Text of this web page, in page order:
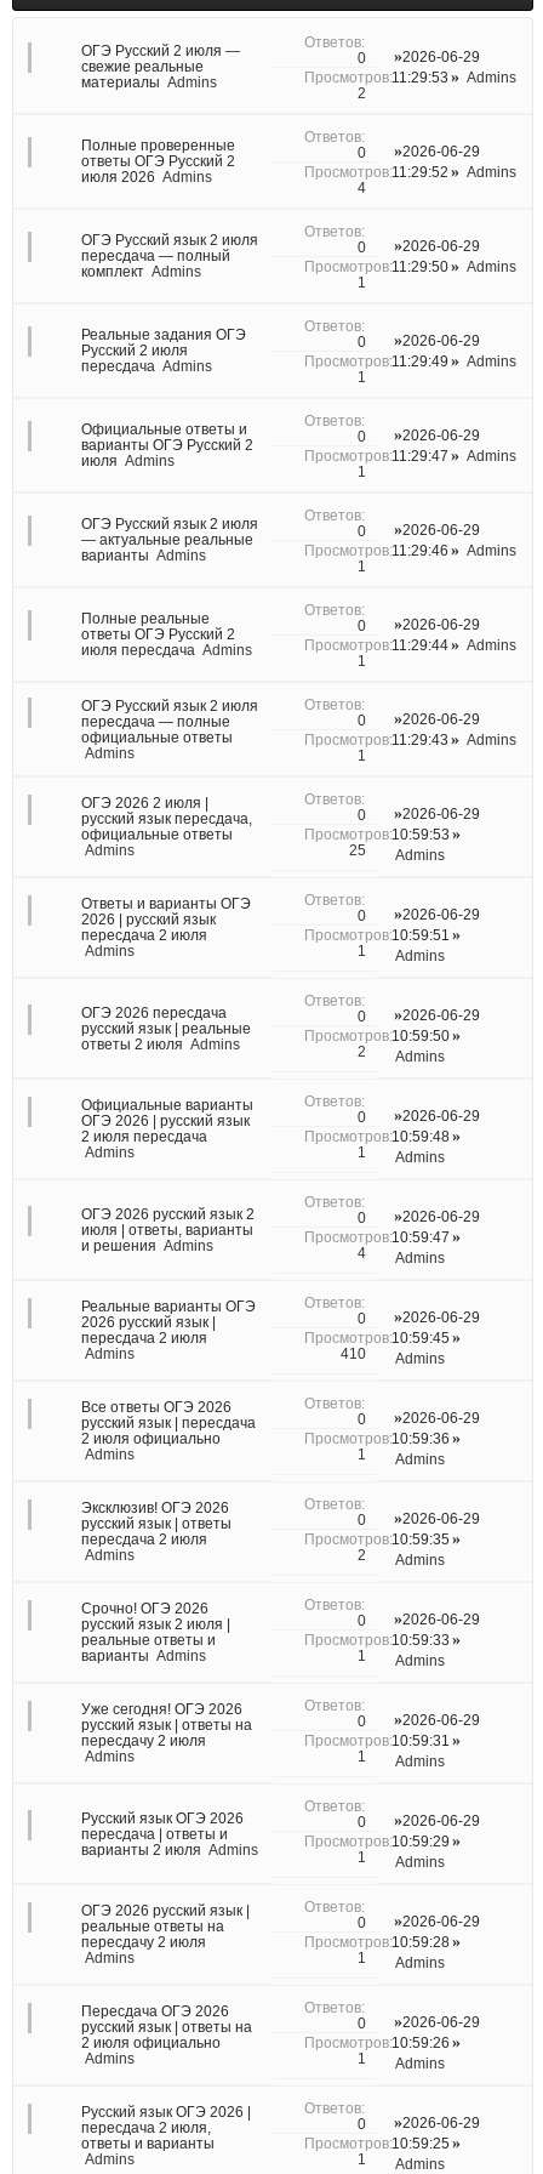
ОГЭ Русский 2 июля —
свежие реальные
материалы Admins
0
2
2026-06-29
11:29:53
Admins
Полные проверенные
ответы ОГЭ Русский 2
июля 2026 Admins
0
4
2026-06-29
11:29:52
Admins
ОГЭ Русский язык 2 июля
пересдача — полный
комплект Admins
0
1
2026-06-29
11:29:50
Admins
Реальные задания ОГЭ
Русский 2 июля
пересдача Admins
0
1
2026-06-29
11:29:49
Admins
Официальные ответы и
варианты ОГЭ Русский 2
июля Admins
0
1
2026-06-29
11:29:47
Admins
ОГЭ Русский язык 2 июля
— актуальные реальные
варианты Admins
0
1
2026-06-29
11:29:46
Admins
Полные реальные
ответы ОГЭ Русский 2
июля пересдача Admins
0
1
2026-06-29
11:29:44
Admins
ОГЭ Русский язык 2 июля
пересдача — полные
официальные ответы
Admins
0
1
2026-06-29
11:29:43
Admins
ОГЭ 2026 2 июля |
русский язык пересдача,
официальные ответы
Admins
0
25
2026-06-29
10:59:53
Admins
Ответы и варианты ОГЭ
2026 | русский язык
пересдача 2 июля
Admins
0
1
2026-06-29
10:59:51
Admins
ОГЭ 2026 пересдача
русский язык | реальные
ответы 2 июля Admins
0
2
2026-06-29
10:59:50
Admins
Официальные варианты
ОГЭ 2026 | русский язык
2 июля пересдача
Admins
0
1
2026-06-29
10:59:48
Admins
ОГЭ 2026 русский язык 2
июля | ответы, варианты
и решения Admins
0
4
2026-06-29
10:59:47
Admins
Реальные варианты ОГЭ
2026 русский язык |
пересдача 2 июля
Admins
0
410
2026-06-29
10:59:45
Admins
Все ответы ОГЭ 2026
русский язык | пересдача
2 июля официально
Admins
0
1
2026-06-29
10:59:36
Admins
Эксклюзив! ОГЭ 2026
русский язык | ответы
пересдача 2 июля
Admins
0
2
2026-06-29
10:59:35
Admins
Срочно! ОГЭ 2026
русский язык 2 июля |
реальные ответы и
варианты Admins
0
1
2026-06-29
10:59:33
Admins
Уже сегодня! ОГЭ 2026
русский язык | ответы на
пересдачу 2 июля
Admins
0
1
2026-06-29
10:59:31
Admins
Русский язык ОГЭ 2026
пересдача | ответы и
варианты 2 июля Admins
0
1
2026-06-29
10:59:29
Admins
ОГЭ 2026 русский язык |
реальные ответы на
пересдачу 2 июля
Admins
0
1
2026-06-29
10:59:28
Admins
Пересдача ОГЭ 2026
русский язык | ответы на
2 июля официально
Admins
0
1
2026-06-29
10:59:26
Admins
Русский язык ОГЭ 2026 |
пересдача 2 июля,
ответы и варианты
Admins
0
1
2026-06-29
10:59:25
Admins